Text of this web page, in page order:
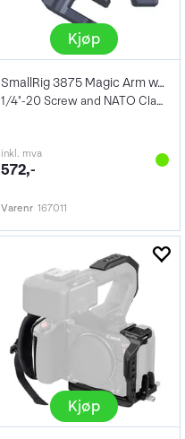
Kjøp
SmallRig 3875 Magic Arm w/Dual Ball Head
1/4"-20 Screw and NATO Clamp
inkl. mva
572,-
Varenr 167011
Kjøp